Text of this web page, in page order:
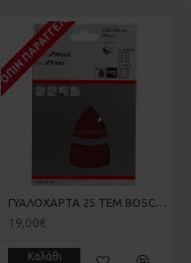
ΚΑΤΌΠΙΝ ΠΑΡΑΓΓΕΛΊΑΣ
ΓΥΑΛΟΧΑΡΤΑ 25 ΤΕΜ BOSCH 2608607417-720 102X62X93mm
19,00€
Καλάθι